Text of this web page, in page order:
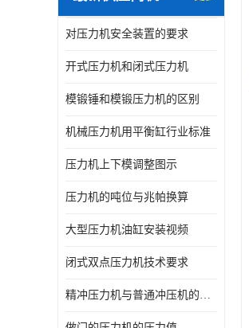
对压力机安全装置的要求
开式压力机和闭式压力机
模锻锤和模锻压力机的区别
机械压力机用平衡缸行业标准
压力机上下模调整图示
压力机的吨位与兆帕换算
大型压力机油缸安装视频
闭式双点压力机技术要求
精冲压力机与普通冲压机的区别